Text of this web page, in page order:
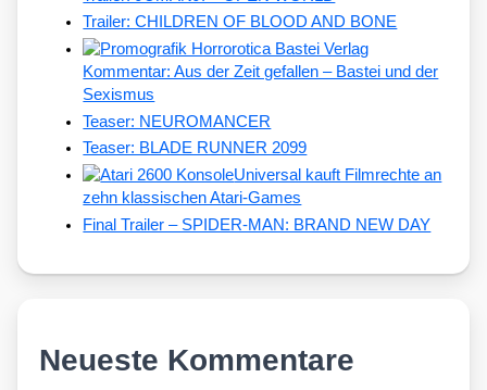
Trailer: CHILDREN OF BLOOD AND BONE
Kommentar: Aus der Zeit gefallen – Bastei und der
Sexismus
Teaser: NEUROMANCER
Teaser: BLADE RUNNER 2099
Universal kauft Filmrechte an
zehn klassischen Atari-Games
Final Trailer – SPIDER-MAN: BRAND NEW DAY
Neueste Kommentare